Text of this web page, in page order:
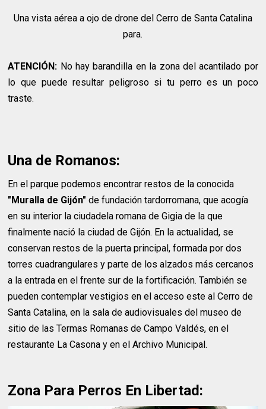
Una vista aérea a ojo de drone del Cerro de Santa Catalina
para.
ATENCIÓN: No hay barandilla en la zona del acantilado por
lo que puede resultar peligroso si tu perro es un poco
traste.
Una de Romanos:
En el parque podemos encontrar restos de la conocida
"Muralla de Gijón" de fundación tardorromana, que acogía
en su interior la ciudadela romana de Gigia de la que
finalmente nació la ciudad de Gijón. En la actualidad, se
conservan restos de la puerta principal, formada por dos
torres cuadrangulares y parte de los alzados más cercanos
a la entrada en el frente sur de la fortificación. También se
pueden contemplar vestigios en el acceso este al Cerro de
Santa Catalina, en la sala de audiovisuales del museo de
sitio de las Termas Romanas de Campo Valdés, en el
restaurante La Casona y en el Archivo Municipal.
Zona Para Perros En Libertad: